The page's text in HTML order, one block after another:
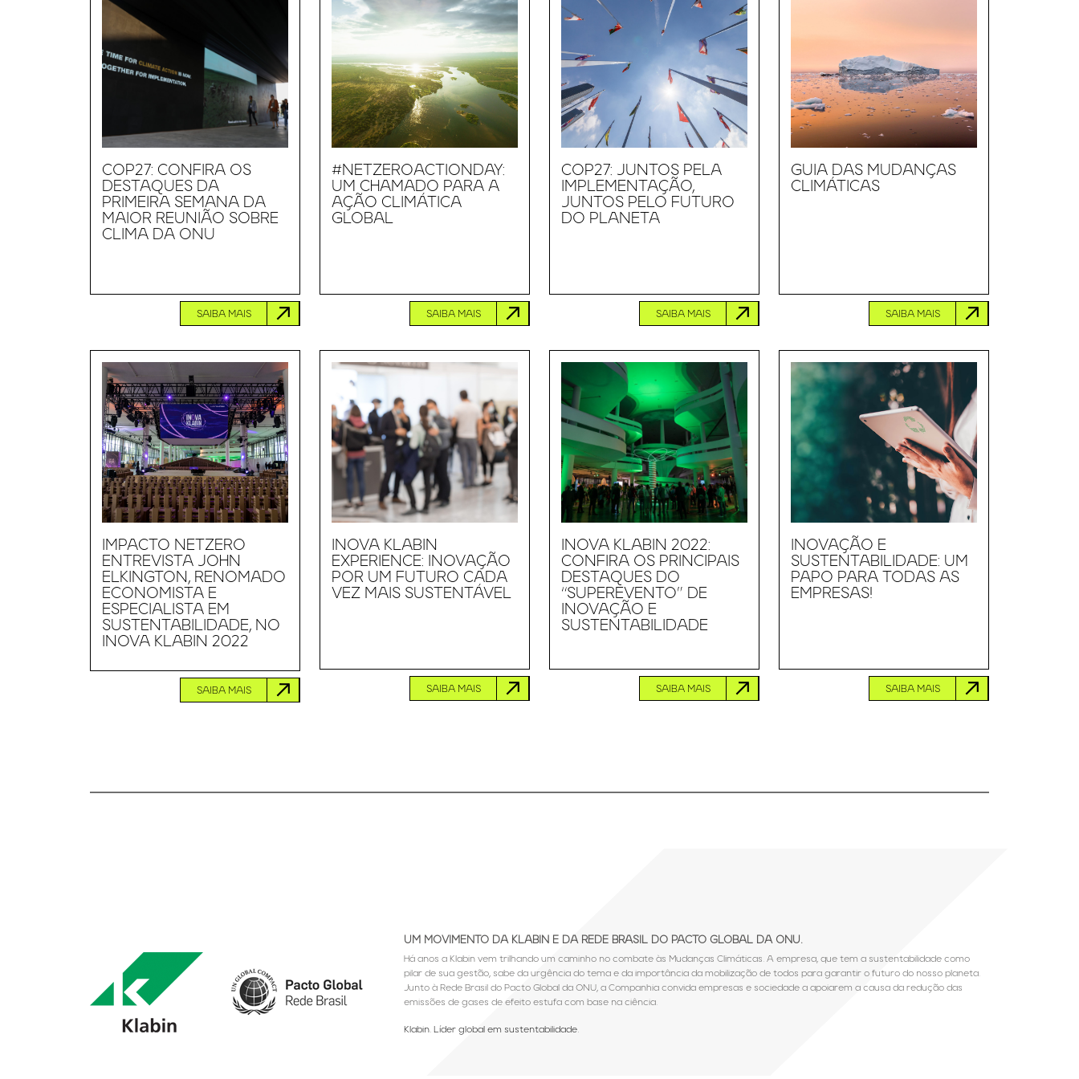
COP27: CONFIRA OS
DESTAQUES DA
PRIMEIRA SEMANA DA
MAIOR REUNIÃO SOBRE
CLIMA DA ONU
SAIBA MAIS
#NETZEROACTIONDAY:
UM CHAMADO PARA A
AÇÃO CLIMÁTICA
GLOBAL
SAIBA MAIS
COP27: JUNTOS PELA
IMPLEMENTAÇÃO,
JUNTOS PELO FUTURO
DO PLANETA
SAIBA MAIS
GUIA DAS MUDANÇAS
CLIMÁTICAS
SAIBA MAIS
IMPACTO NETZERO
ENTREVISTA JOHN
ELKINGTON, RENOMADO
ECONOMISTA E
ESPECIALISTA EM
SUSTENTABILIDADE, NO
INOVA KLABIN 2022
SAIBA MAIS
INOVA KLABIN
EXPERIENCE: INOVAÇÃO
POR UM FUTURO CADA
VEZ MAIS SUSTENTÁVEL
SAIBA MAIS
INOVA KLABIN 2022:
CONFIRA OS PRINCIPAIS
DESTAQUES DO
“SUPEREVENTO” DE
INOVAÇÃO E
SUSTENTABILIDADE
SAIBA MAIS
INOVAÇÃO E
SUSTENTABILIDADE: UM
PAPO PARA TODAS AS
EMPRESAS!
SAIBA MAIS
UM MOVIMENTO DA KLABIN E DA REDE BRASIL DO PACTO GLOBAL DA ONU.
Há anos a Klabin vem trilhando um caminho no combate às Mudanças Climáticas. A empresa, que tem a sustentabilidade como
pilar de sua gestão, sabe da urgência do tema e da importância da mobilização de todos para garantir o futuro do nosso planeta.
Junto à Rede Brasil do Pacto Global da ONU, a Companhia convida empresas e sociedade a apoiarem a causa da redução das
emissões de gases de efeito estufa com base na ciência.
Klabin. Líder global em sustentabilidade.